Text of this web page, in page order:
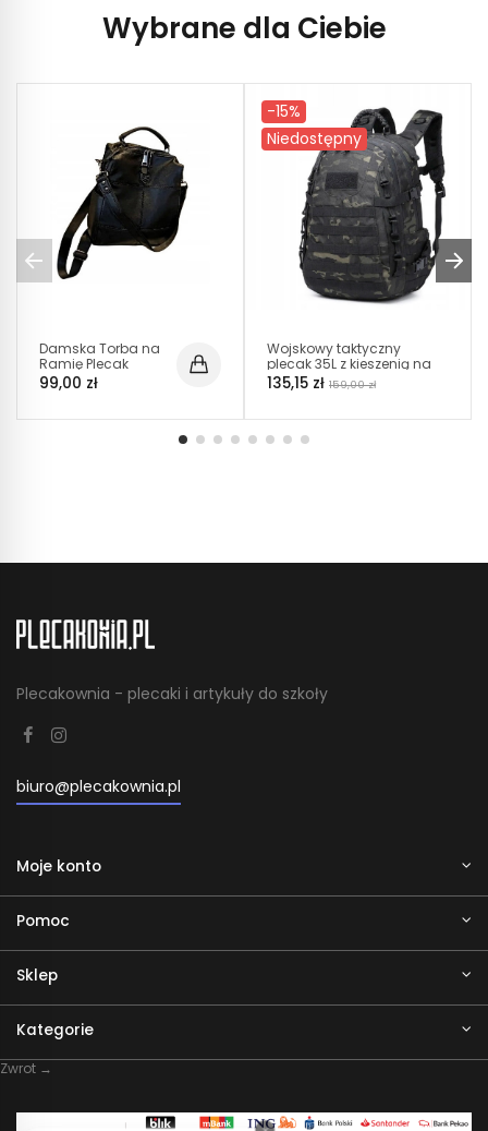
Wybrane dla Ciebie
Damska Torba na
Ramię Plecak
Ekoskóra - Czarny
(T122)
99,00 zł
-15%
Niedostępny
Wojskowy taktyczny
plecak 35L z kieszenią na
laptopa – (PT009) Black
Camo
135,15 zł 159,00 zł
Plecakownia - plecaki i artykuły do szkoły
biuro@plecakownia.pl
Moje konto
Pomoc
Sklep
Kategorie
Zwrot →